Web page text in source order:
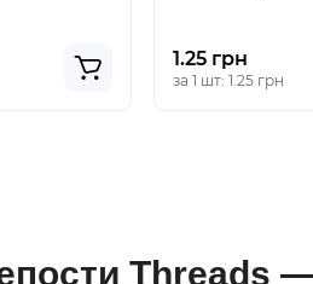
1.25 грн
за 1 шт: 1.25 грн
Threads